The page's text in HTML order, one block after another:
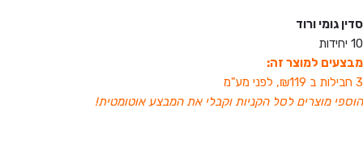
סדין גומי ורוד
10 יחידות
מבצעים למוצר זה:
3 חבילות ב ₪119, לפני מע"מ
הוספי מוצרים לסל הקניות וקבלי את המבצע אוטומטית!